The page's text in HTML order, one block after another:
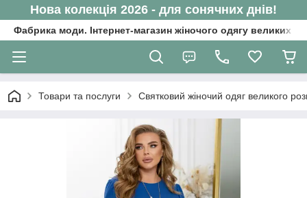
Нова колекція 2026 - для сонячних днів!
Фабрика моди. Інтернет-магазин жіночого одягу великих
Товари та послуги Святковий жіночий одяг великого